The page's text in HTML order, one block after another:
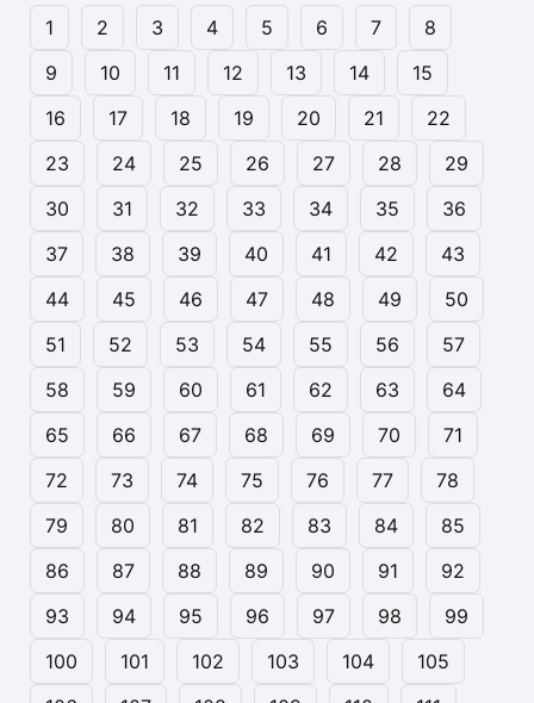
1 2 3 4 5 6 7
8
9
10 11 12 13 14
15
16
17 18 19 20 21
22
23
24 25 26 27 28
29
30
31 32 33 34 35
36
37
38 39 40 41 42
43
44
45 46 47 48 49
50
51
52 53 54 55 56
57
58
59 60 61 62 63
64
65
66 67 68 69 70
71
72
73 74 75 76 77
78
79
80 81 82 83 84
85
86
87 88 89 90 91
92
93
94 95 96 97 98
99
100
101 102 103 104
105